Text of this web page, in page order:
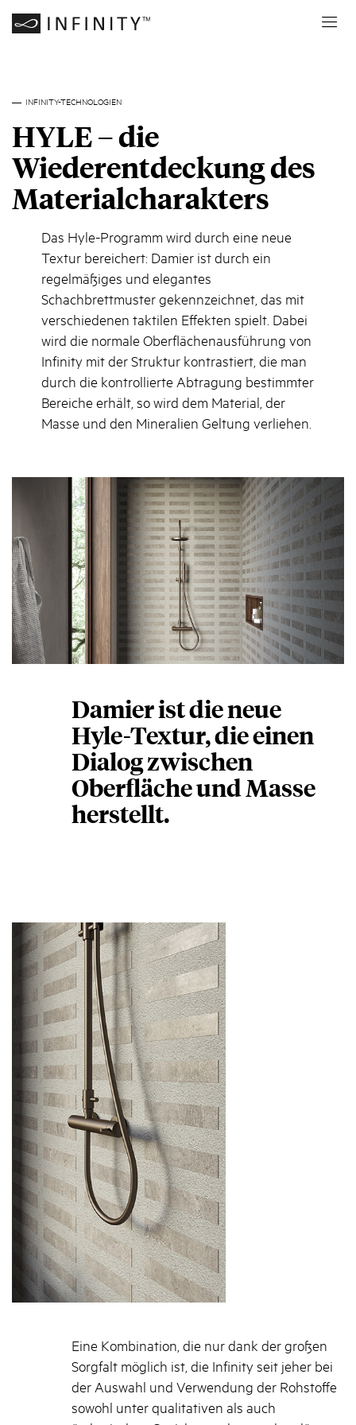
INFINITY-TECHNOLOGIEN
HYLE – die
Wiederentdeckung des
Materialcharakters
Das Hyle-Programm wird durch eine neue
Textur bereichert: Damier ist durch ein
regelmäßiges und elegantes
Schachbrettmuster gekennzeichnet, das mit
verschiedenen taktilen Effekten spielt. Dabei
wird die normale Oberflächenausführung von
Infinity mit der Struktur kontrastiert, die man
durch die kontrollierte Abtragung bestimmter
Bereiche erhält, so wird dem Material, der
Masse und den Mineralien Geltung verliehen.
Damier ist die neue
Hyle-Textur, die einen
Dialog zwischen
Oberfläche und Masse
herstellt.
Eine Kombination, die nur dank der großen
Sorgfalt möglich ist, die Infinity seit jeher bei
der Auswahl und Verwendung der Rohstoffe
sowohl unter qualitativen als auch